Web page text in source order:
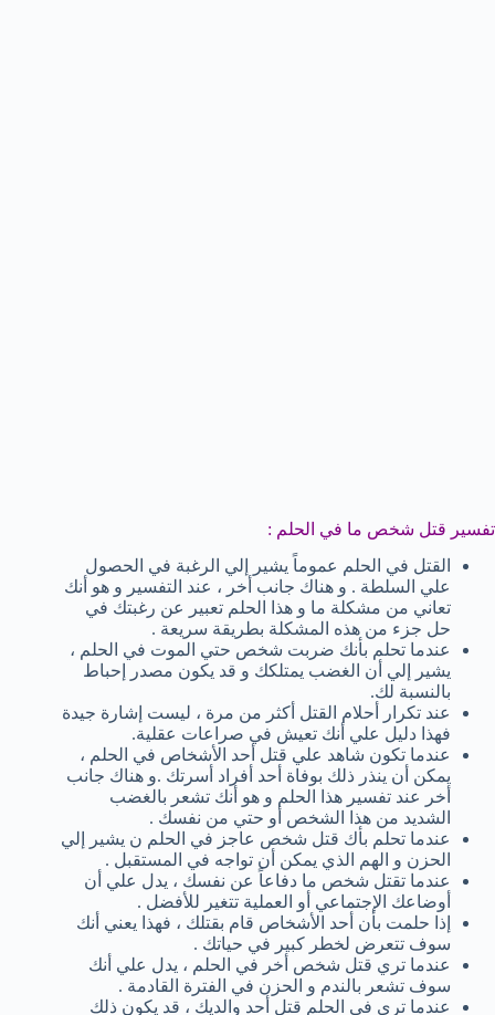
تفسير قتل شخص ما في الحلم :
القتل في الحلم عموماً يشير إلي الرغبة في الحصول
علي السلطة . و هناك جانب أخر ، عند التفسير و هو أنك
تعاني من مشكلة ما و هذا الحلم تعبير عن رغبتك في
حل جزء من هذه المشكلة بطريقة سريعة .
عندما تحلم بأنك ضربت شخص حتي الموت في الحلم ،
يشير إلي أن الغضب يمتلكك و قد يكون مصدر إحباط
بالنسبة لك.
عند تكرار أحلام القتل أكثر من مرة ، ليست إشارة جيدة
فهذا دليل علي أنك تعيش في صراعات عقلية.
عندما تكون شاهد علي قتل أحد الأشخاص في الحلم ،
يمكن أن ينذر ذلك بوفاة أحد أفراد أسرتك .و هناك جانب
أخر عند تفسير هذا الحلم و هو أنك تشعر بالغضب
الشديد من هذا الشخص أو حتي من نفسك .
عندما تحلم بأك قتل شخص عاجز في الحلم ن يشير إلي
الحزن و الهم الذي يمكن أن تواجه في المستقبل .
عندما تقتل شخص ما دفاعاً عن نفسك ، يدل علي أن
أوضاعك الإجتماعي أو العملية تتغير للأفضل .
إذا حلمت بأن أحد الأشخاص قام بقتلك ، فهذا يعني أنك
سوف تتعرض لخطر كبير في حياتك .
عندما تري قتل شخص أخر في الحلم ، يدل علي أنك
سوف تشعر بالندم و الحزن في الفترة القادمة .
عندما تري في الحلم قتل أحد والديك ، قد يكون ذلك